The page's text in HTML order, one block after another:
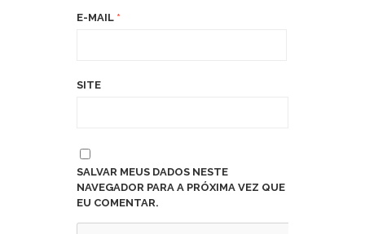
E-MAIL *
SITE
SALVAR MEUS DADOS NESTE
NAVEGADOR PARA A PRÓXIMA VEZ QUE
EU COMENTAR.